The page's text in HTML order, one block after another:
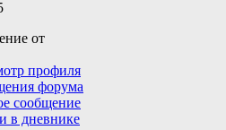
от
профиля
форума
сообщение
в дневнике